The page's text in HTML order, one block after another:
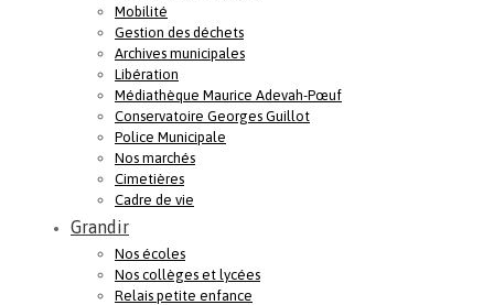
Mobilité
Gestion des déchets
Archives municipales
Libération
Médiathèque Maurice Adevah-Pœuf
Conservatoire Georges Guillot
Police Municipale
Nos marchés
Cimetières
Cadre de vie
Grandir
Nos écoles
Nos collèges et lycées
Relais petite enfance